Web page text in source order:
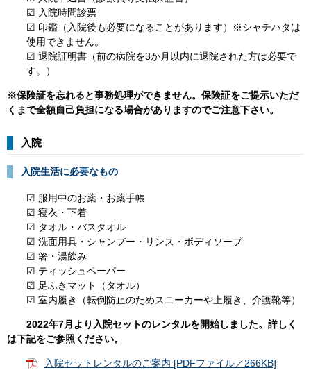
☑ 入院時問診票
☑ 印鑑（入院後も必要になることがあります）※シャチハタは
使用できません。
☑ 退院証明書（前の病院を3か月以内に退院された方は必要で
す。）
※保険証を忘れると事務処理ができません。保険証をご提示いただ
くまで全額自己負担になる場合がありますのでご注意下さい。
入院
入院生活に必要なもの
☑ 服用中のお薬・お薬手帳
☑ 寝衣・下着
☑ タオル・バスタオル
☑ 洗面用具・シャンプー・リンス・ボディソープ
☑ 箸・湯飲み
☑ ティッシュペーパー
☑ 足ふきマット（タオル）
☑ 室内履き（転倒防止のためスニーカーや上履き、介護靴等）
2022年7月より入院セットのレンタルを開始しました。詳しく
は下記をご参照ください。
入院セットレンタルのご案内 [PDFファイル／266KB]